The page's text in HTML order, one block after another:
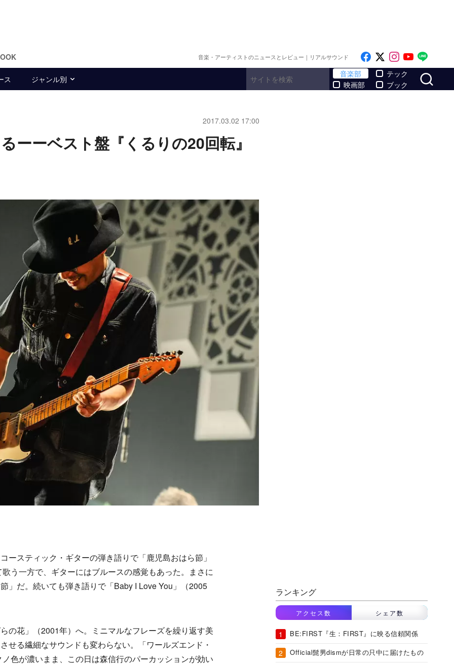
音楽・アーティストのニュースとレビュー｜リアルサウンド Like on Facebook
Follow on x
Follow on
Follow
ス ジャンル別
音楽部
映画部
テック
ブック
2017.03.02 17:00
ーーベスト盤『くるりの20回転』
スティック・ギターの弾き語りで「鹿児島おはら節」
う一方で、ギターにはブルースの感覚もあった。まさに
」だ。続いても弾き語りで「Baby I Love You」（2005
花」（2001年）へ。ミニマルなフレーズを繰り返す美
せる繊細なサウンドも変わらない。「ワールズエンド・
色が濃いまま、この日は森信行のパーカッションが効い
ランキング
アクセス数 シェア数
BE:FIRST『生：FIRST』に映る信頼関係
Official髭男dismが日常の只中に届けたもの